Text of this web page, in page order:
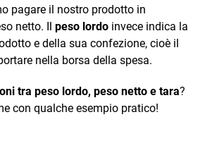
pagare il nostro prodotto in
netto. Il peso lordo invece indica la
e della sua confezione, cioè il
nella borsa della spesa.
tra peso lordo, peso netto e tara?
con qualche esempio pratico!